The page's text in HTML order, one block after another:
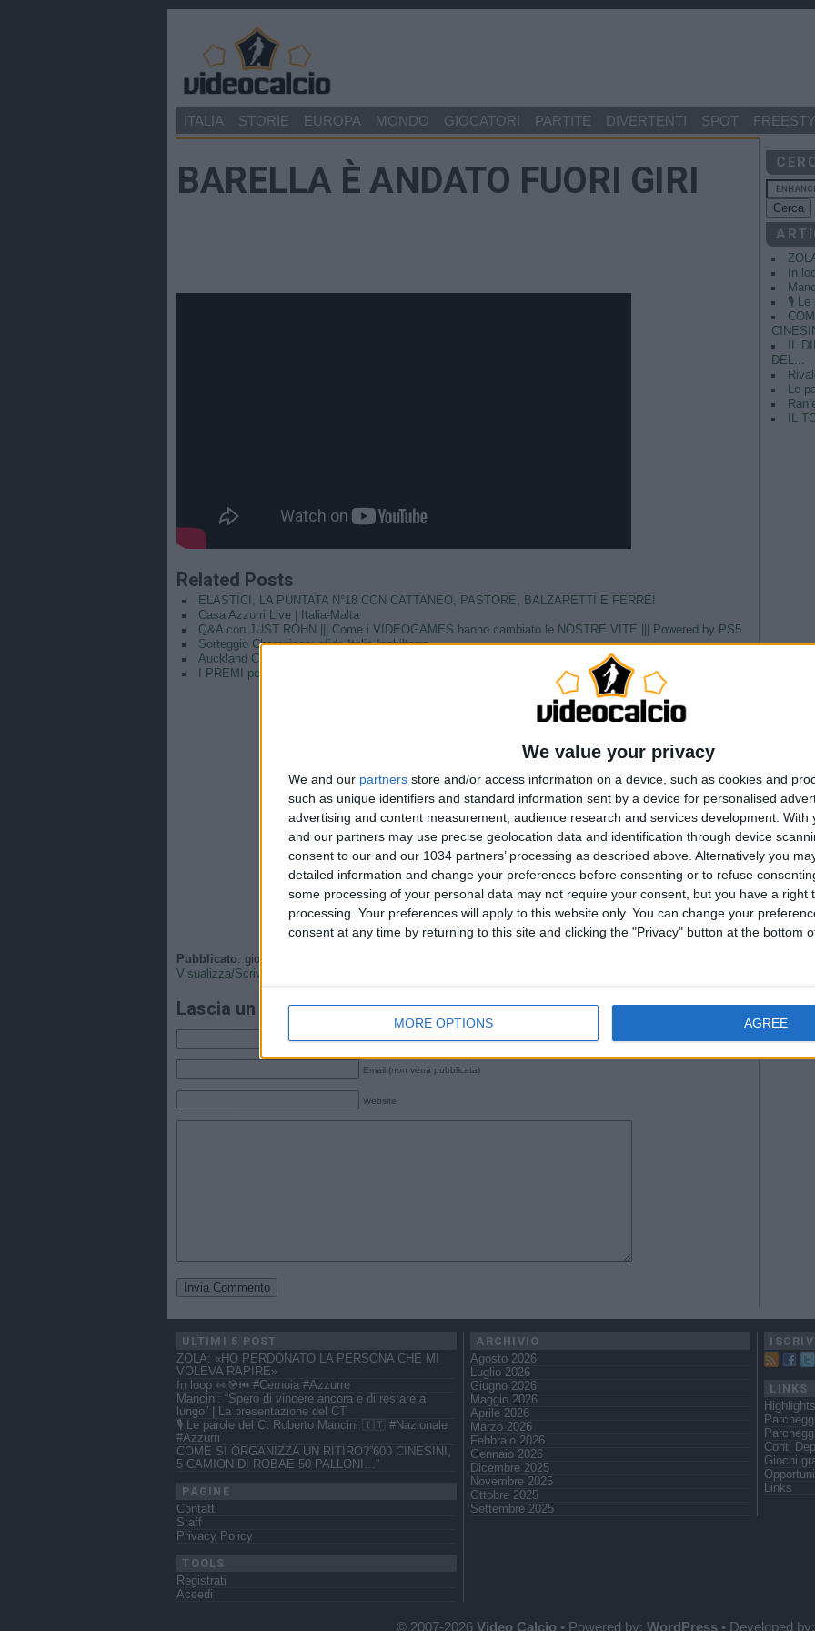
We value your privacy
We and our partners store and/or access information on a device, such as cookies and
such as unique identifiers and standard information sent by a device for personalised
advertising and content measurement, audience research and services development. With
and our partners may use precise geolocation data and identification through device
consent to our and our 1034 partners’ processing as described above. Alternatively you
detailed information and change your preferences before consenting or to refuse
some processing of your personal data may not require your consent, but you have a right
processing. Your preferences will apply to this website only. You can change your
consent at any time by returning to this site and clicking the "Privacy" button at the bottom
MORE OPTIONS AGREE
ITALIA STORIE EUROPA MONDO GIOCATORI PARTITE DIVERTENTI SPOT
BARELLA È ANDATO FUORI GIRI
Related Posts
ELASTICI, LA PUNTATA N°18 CON CATTANEO, PASTORE, BALZARETTI E FERRÈ!
Casa Azzurri Live | Italia-Malta
Q&A con JUST ROHN ||| Come i VIDEOGAMES hanno cambiato le NOSTRE VITE ||| Powered by PS5
Sorteggio Champions: sfida Italia-Inghilterra
Auckland City vince la OFC Champions League 2011-12
I PREMI per la VITTORIA del MONDIALE 🏆 #shorts
--- Pubblicità ---
Pubblicato: giovedì, 26 Febbraio 2026 - 10:33 da Istvan in
Visualizza/Scrivi
Lascia un commento
Nome
Email (non verrà pubblicata)
Website
In
🎙️ Le
IL
DEL...
Le
IL
Argentina
2026
Roma
ULTIMI 5 POST
ZOLA: «HO PERDONATO LA PERSONA CHE MI
VOLEVA RAPIRE»
In loop 👀🎯⏮️ #Cernoia #Azzurre
Mancini: “Spero di vincere ancora e di restare a
lungo” | La presentazione del CT
🎙️ Le parole del Ct Roberto Mancini 🇮🇹 #Nazionale
#Azzurri
COME SI ORGANIZZA UN RITIRO?”600 CINESINI,
5 CAMION DI ROBAE 50 PALLONI…”
PAGINE
Contatti
Staff
Privacy Policy
TOOLS
Registrati
Accedi
ARCHIVIO
Agosto 2026
Luglio 2026
Giugno 2026
Maggio 2026
Aprile 2026
Marzo 2026
Febbraio 2026
Gennaio 2026
Dicembre 2025
Novembre 2025
Ottobre 2025
Settembre 2025
LINKS
Conti
Giochi
Links
© 2007-2026 Video Calcio • Powered by: WordPress • Developed by: